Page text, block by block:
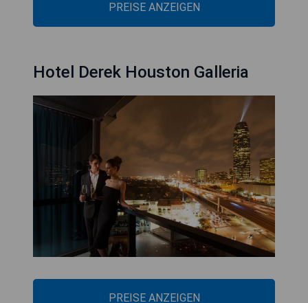
PREISE ANZEIGEN
Hotel Derek Houston Galleria
PREISE ANZEIGEN